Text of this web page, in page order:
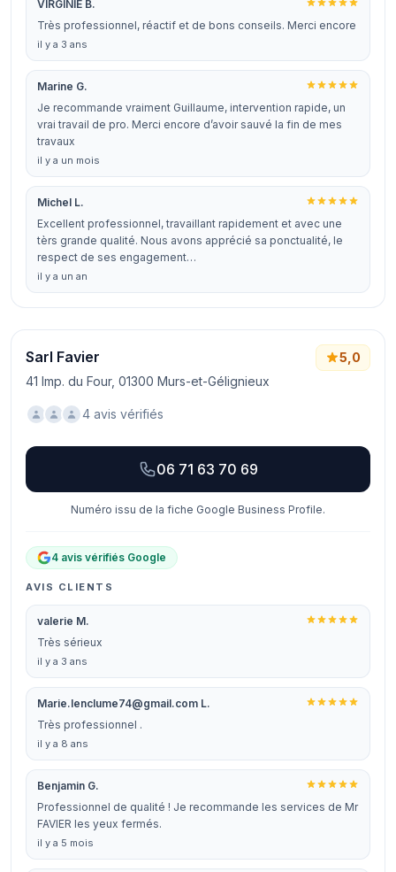
VIRGINIE B.
Très professionnel, réactif et de bons conseils. Merci encore
il y a 3 ans
Marine G.
Je recommande vraiment Guillaume, intervention rapide, un
vrai travail de pro. Merci encore d’avoir sauvé la fin de mes
travaux
il y a un mois
Michel L.
Excellent professionnel, travaillant rapidement et avec une
tèrs grande qualité. Nous avons apprécié sa ponctualité, le
respect de ses engagement…
il y a un an
Sarl Favier
41 Imp. du Four, 01300 Murs-et-Gélignieux
5,0
4 avis vérifiés
06 71 63 70 69
Numéro issu de la fiche Google Business Profile.
4 avis vérifiés Google
AVIS CLIENTS
valerie M.
Très sérieux
il y a 3 ans
Marie.lenclume74@gmail.com L.
Très professionnel .
il y a 8 ans
Benjamin G.
Professionnel de qualité ! Je recommande les services de Mr
FAVIER les yeux fermés.
il y a 5 mois